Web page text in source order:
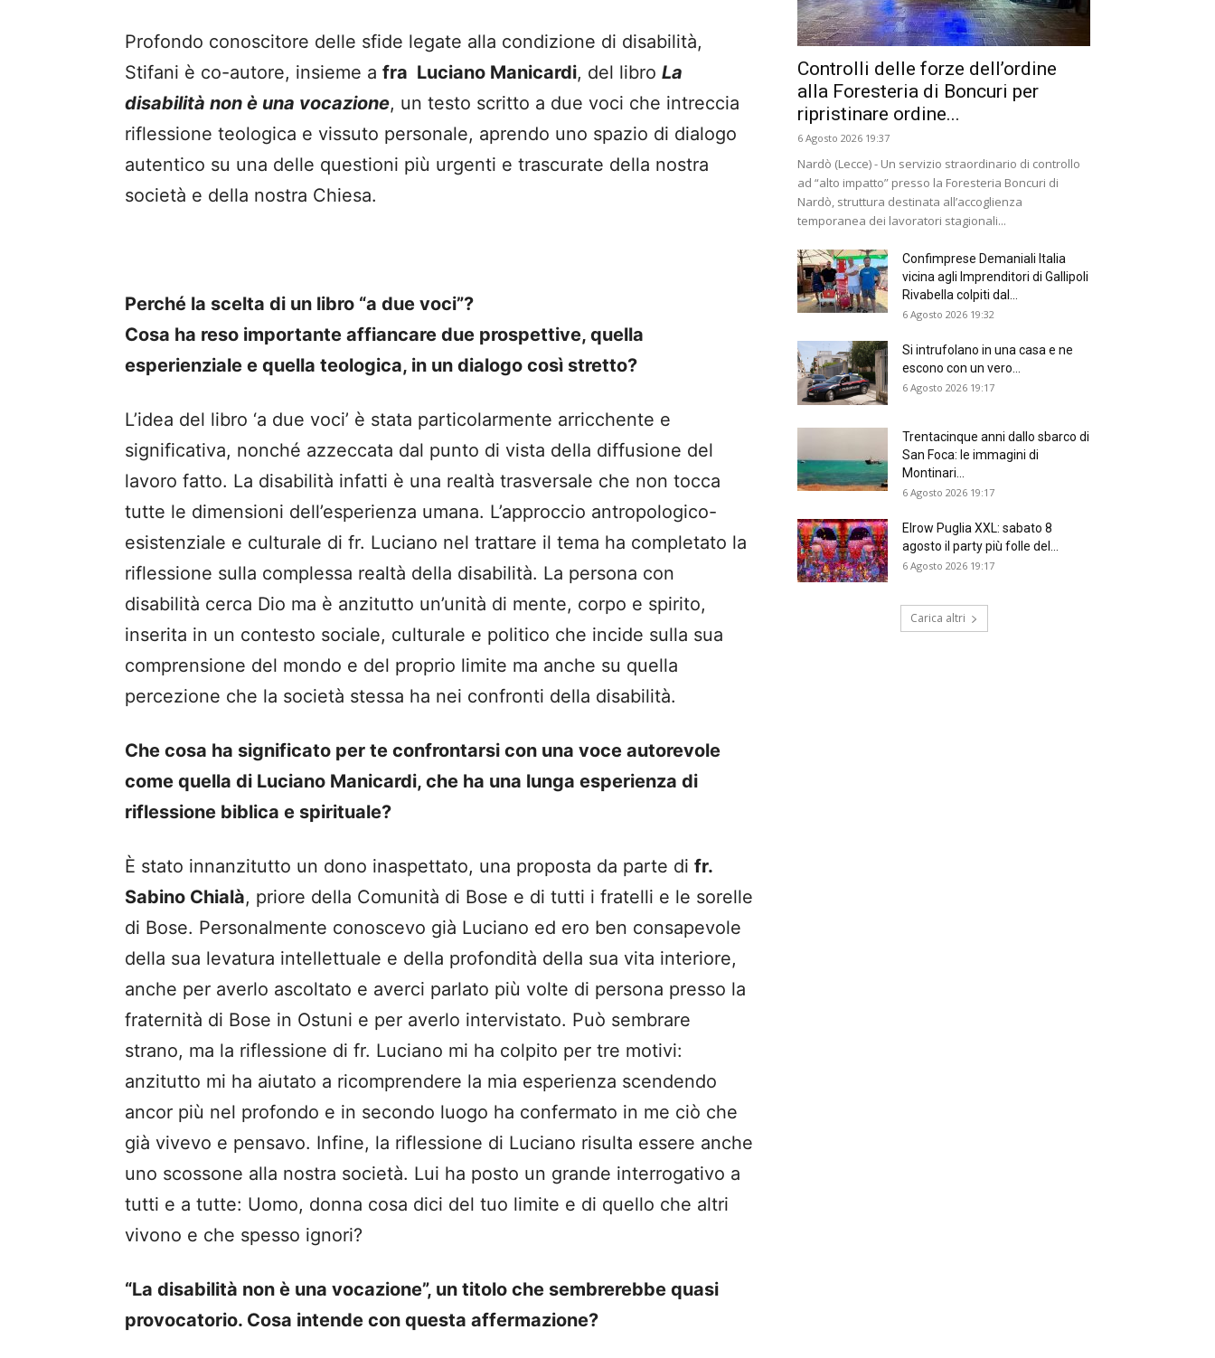
Profondo conoscitore delle sfide legate alla condizione di disabilità,
Stifani è co-autore, insieme a fra Luciano Manicardi, del libro La
disabilità non è una vocazione, un testo scritto a due voci che intreccia
riflessione teologica e vissuto personale, aprendo uno spazio di dialogo
autentico su una delle questioni più urgenti e trascurate della nostra
società e della nostra Chiesa.
Perché la scelta di un libro “a due voci”?
Cosa ha reso importante affiancare due prospettive, quella
esperienziale e quella teologica, in un dialogo così stretto?
L’idea del libro ‘a due voci’ è stata particolarmente arricchente e
significativa, nonché azzeccata dal punto di vista della diffusione del
lavoro fatto. La disabilità infatti è una realtà trasversale che non tocca
tutte le dimensioni dell’esperienza umana. L’approccio antropologico-
esistenziale e culturale di fr. Luciano nel trattare il tema ha completato la
riflessione sulla complessa realtà della disabilità. La persona con
disabilità cerca Dio ma è anzitutto un’unità di mente, corpo e spirito,
inserita in un contesto sociale, culturale e politico che incide sulla sua
comprensione del mondo e del proprio limite ma anche su quella
percezione che la società stessa ha nei confronti della disabilità.
Che cosa ha significato per te confrontarsi con una voce autorevole
come quella di Luciano Manicardi, che ha una lunga esperienza di
riflessione biblica e spirituale?
È stato innanzitutto un dono inaspettato, una proposta da parte di fr.
Sabino Chialà, priore della Comunità di Bose e di tutti i fratelli e le sorelle
di Bose. Personalmente conoscevo già Luciano ed ero ben consapevole
della sua levatura intellettuale e della profondità della sua vita interiore,
anche per averlo ascoltato e averci parlato più volte di persona presso la
fraternità di Bose in Ostuni e per averlo intervistato. Può sembrare
strano, ma la riflessione di fr. Luciano mi ha colpito per tre motivi:
anzitutto mi ha aiutato a ricomprendere la mia esperienza scendendo
ancor più nel profondo e in secondo luogo ha confermato in me ciò che
già vivevo e pensavo. Infine, la riflessione di Luciano risulta essere anche
uno scossone alla nostra società. Lui ha posto un grande interrogativo a
tutti e a tutte: Uomo, donna cosa dici del tuo limite e di quello che altri
vivono e che spesso ignori?
“La disabilità non è una vocazione”, un titolo che sembrerebbe quasi
provocatorio. Cosa intende con questa affermazione?
Controlli delle forze dell’ordine
alla Foresteria di Boncuri per
ripristinare ordine...
6 Agosto 2026 19:37
Nardò (Lecce) - Un servizio straordinario di controllo
ad “alto impatto” presso la Foresteria Boncuri di
Nardò, struttura destinata all’accoglienza
temporanea dei lavoratori stagionali...
Confimprese Demaniali Italia
vicina agli Imprenditori di Gallipoli
Rivabella colpiti dal...
6 Agosto 2026 19:32
Si intrufolano in una casa e ne
escono con un vero...
6 Agosto 2026 19:17
Trentacinque anni dallo sbarco di
San Foca: le immagini di
Montinari...
6 Agosto 2026 19:17
Elrow Puglia XXL: sabato 8
agosto il party più folle del...
6 Agosto 2026 19:17
Carica altri